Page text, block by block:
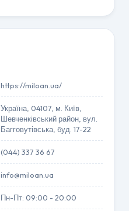
https://miloan.ua/
Україна, 04107, м. Київ,
Шевченківський район, вул.
Багговутівська, буд. 17-22
(044) 337 36 67
info@miloan.ua
Пн-Пт: 09:00 - 20:00